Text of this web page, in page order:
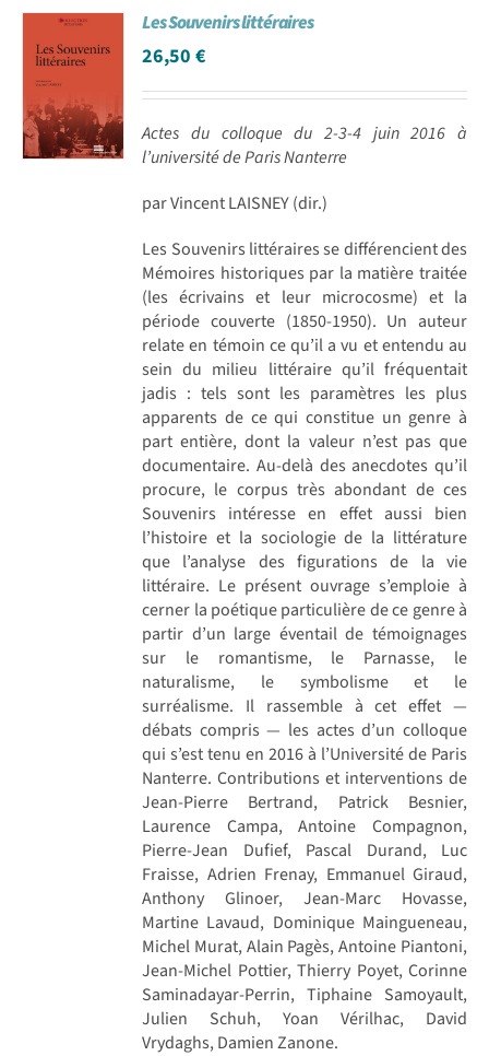
Achat en ligne
Panier WooCommerce
Les Souvenirs littéraires
26,50€
Actes du colloque du 2-3-4 juin 2016 à
l’université de Paris Nanterre
par Vincent LAISNEY (dir.)
Les Souvenirs littéraires se différencient des
Mémoires historiques par la matière traitée
(les écrivains et leur microcosme) et la
période couverte (1850-1950). Un auteur
relate en témoin ce qu’il a vu et entendu au
sein du milieu littéraire qu’il fréquentait
jadis : tels sont les paramètres les plus
apparents de ce qui constitue un genre à
part entière, dont la valeur n’est pas que
documentaire. Au-delà des anecdotes qu’il
procure, le corpus très abondant de ces
Souvenirs intéresse en effet aussi bien
l’histoire et la sociologie de la littérature
que l’analyse des figurations de la vie
littéraire. Le présent ouvrage s’emploie à
cerner la poétique particulière de ce genre à
partir d’un large éventail de témoignages
sur le romantisme, le Parnasse, le
naturalisme, le symbolisme et le
surréalisme. Il rassemble à cet effet —
débats compris — les actes d’un colloque
qui s’est tenu en 2016 à l’Université de Paris
Nanterre. Contributions et interventions de
Jean-Pierre Bertrand, Patrick Besnier,
Laurence Campa, Antoine Compagnon,
Pierre-Jean Dufief, Pascal Durand, Luc
Fraisse, Adrien Frenay, Emmanuel Giraud,
Anthony Glinoer, Jean-Marc Hovasse,
Martine Lavaud, Dominique Maingueneau,
Michel Murat, Alain Pagès, Antoine Piantoni,
Jean-Michel Pottier, Thierry Poyet, Corinne
Saminadayar-Perrin, Tiphaine Samoyault,
Julien Schuh, Yoan Vérilhac, David
Vrydaghs, Damien Zanone.